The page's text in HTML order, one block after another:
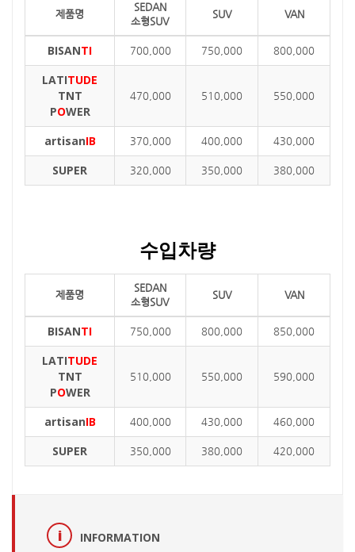
제품명
SEDAN
소형SUV
SUV VAN
BISANTI 700,000 750,000 800,000
LATITUDE
TNT
POWER
470,000 510,000 550,000
artisanIB 370,000 400,000 430,000
SUPER 320,000 350,000 380,000
수입차량
제품명
SEDAN
소형SUV
SUV VAN
BISANTI 750,000 800,000 850,000
LATITUDE
TNT
POWER
510,000 550,000 590,000
artisanIB 400,000 430,000 460,000
SUPER 350,000 380,000 420,000
INFORMATION